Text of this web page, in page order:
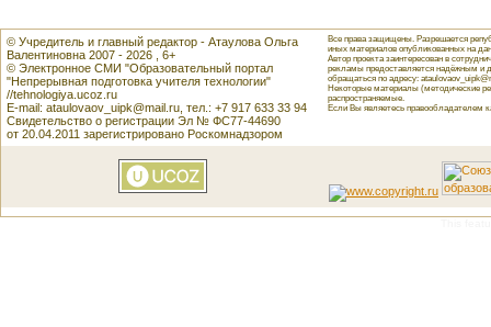
© Учредитель и главный редактор - Атаулова Ольга
Валентиновна 2007 - 2026 , 6+
© Электронное СМИ "Образовательный портал
"Непрерывная подготовка учителя технологии"
//tehnologiya.ucoz.ru
E-mail: ataulovaov_uipk@mail.ru, тел.: +7 917 633 33 94
Свидетельство о регистрации Эл № ФС77-44690
от 20.04.2011 зарегистрировано Роскомнадзором
Все права защищены. Разрешается
иных материалов опубликованных на
Автор проекта заинтересован в
рекламы предоставляется надёжным и
обращаться по адресу:
Некоторые материалы (методические
распространяемые.
Если Вы являетесь правообладателем